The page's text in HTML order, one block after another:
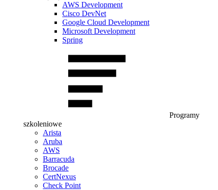
AWS Development
Cisco DevNet
Google Cloud Development
Microsoft Development
Spring
Programy
szkoleniowe
Arista
Aruba
AWS
Barracuda
Brocade
CertNexus
Check Point